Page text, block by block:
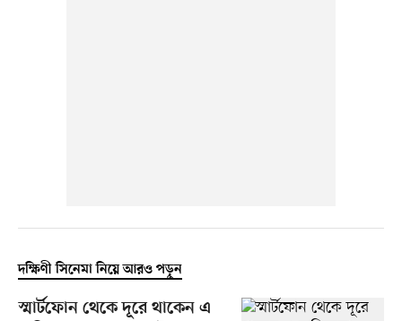
দক্ষিণী সিনেমা নিয়ে আরও পড়ুন
স্মার্টফোন থেকে দূরে থাকেন এ